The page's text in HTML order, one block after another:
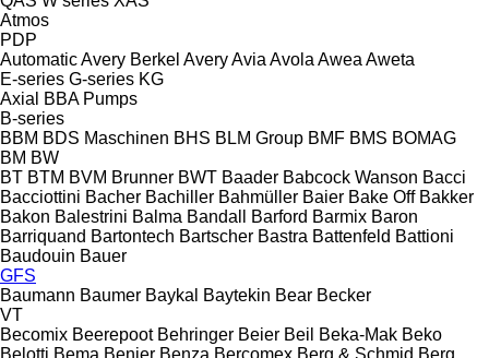
Atmos
PDP
AutomaticAvery Berkel AveryAvia Avola Awea Aweta
E-series G-series KG
Axial
BBA Pumps
B-series
BBM BDS Maschinen BHS BLM Group BMF BMS BOMAG
BM BW
BT BTM BVM Brunner BWT Baader Babcock Wanson Bacci
Bacciottini Bacher Bachiller Bahmüller Baier Bake Off Bakker
Bakon Balestrini Balma Bandall Barford Barmix Baron
Barriquand Bartontech Bartscher Bastra Battenfeld Battioni
Baudouin Bauer
GFS
Baumann Baumer Baykal Baytekin Bear Becker
VT
Becomix Beerepoot Behringer Beier Beil Beka-Mak Beko
Belotti Bema Benier Benza Bercomex Berg & Schmid Berg